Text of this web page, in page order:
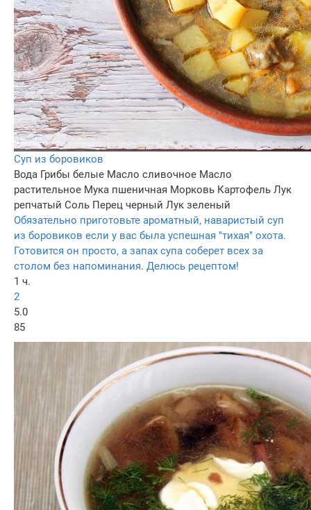
Суп из боровиков
Вода Грибы белые Масло сливочное Масло
растительное Мука пшеничная Морковь Картофель Лук
репчатый Соль Перец черный Лук зеленый
Обязательно приготовьте ароматный, наваристый суп
из боровиков если у вас была успешная "тихая" охота.
Готовится он просто, а запах супа соберет всех за
столом без напоминания. Делюсь рецептом!
1 ч.
2
5.0
85